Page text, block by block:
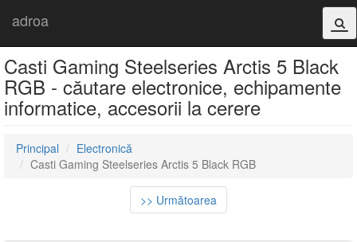
adroa
Casti Gaming Steelseries Arctis 5 Black
RGB - căutare electronice, echipamente
informatice, accesorii la cerere
Principal
Electronică
Casti Gaming Steelseries Arctis 5 Black RGB
>> Următoarea